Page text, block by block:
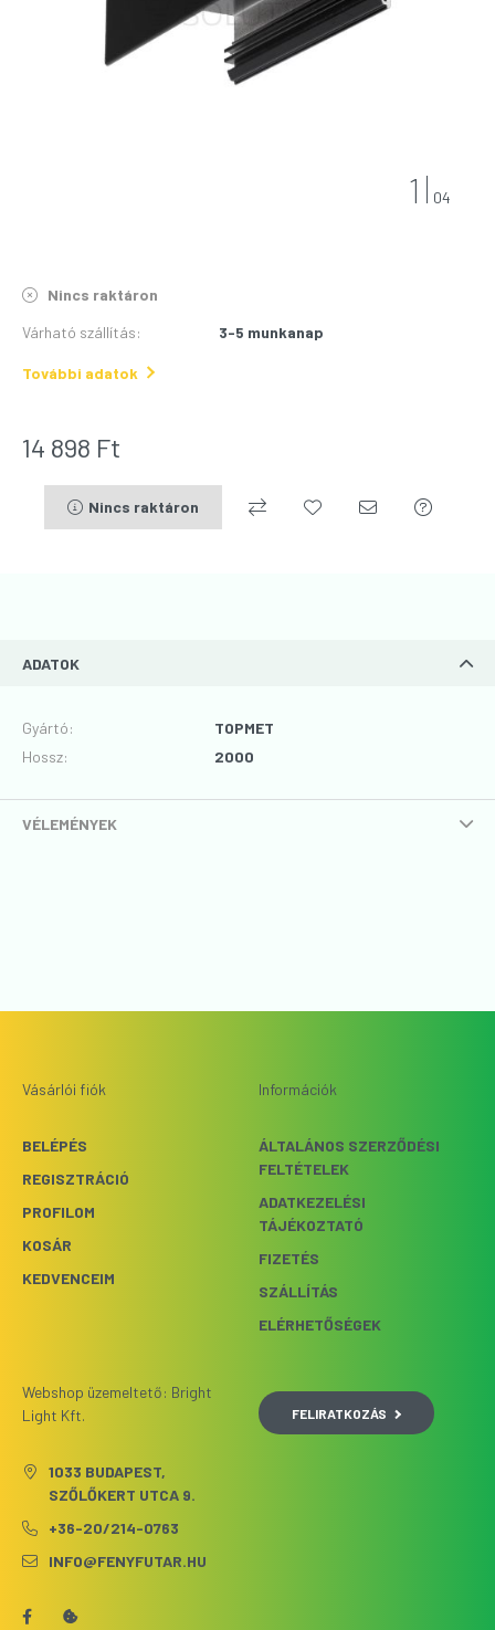
1 04
Nincs raktáron
Várható szállítás: 3-5 munkanap
További adatok
14 898 Ft
Nincs raktáron
ADATOK
Gyártó:
TOPMET
Hossz: 2000
VÉLEMÉNYEK
Vásárlói fiók
BELÉPÉS
REGISZTRÁCIÓ
PROFILOM
KOSÁR
KEDVENCEIM
Információk
ÁLTALÁNOS SZERZŐDÉSI
FELTÉTELEK
ADATKEZELÉSI
TÁJÉKOZTATÓ
FIZETÉS
SZÁLLÍTÁS
ELÉRHETŐSÉGEK
Webshop üzemeltető: Bright
Light Kft.
1033 BUDAPEST,
SZŐLŐKERT UTCA 9.
+36-20/214-0763
INFO@FENYFUTAR.HU
FELIRATKOZÁS